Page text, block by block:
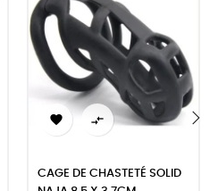
 
CAGE DE CHASTETÉ SOLID